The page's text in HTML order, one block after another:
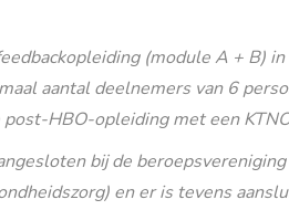
(module A + B) in
aantal deelnemers van 6
HBO-opleiding met een
bij de beroepsvereniging
en er is tevens